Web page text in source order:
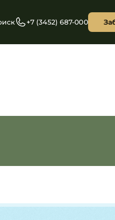
+7 (3452) 687-000